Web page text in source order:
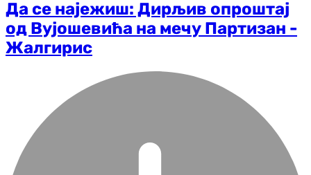
Да се најежиш: Дирљив опроштај
од Вујошевића на мечу Партизан -
Жалгирис